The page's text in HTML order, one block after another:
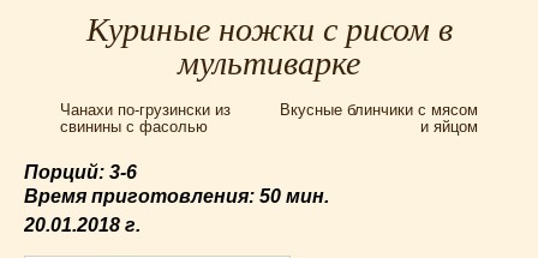
Для мультиварки Филипс
Еврейская кухня
(24)
Запеканки(25)
Итальянская кухня
Картошка(32)
Каши(24)
Куриные ножки с рисом в
мультиварке
Чанахи по-грузински из
свинины с фасолью
Вкусные блинчики с мясом
и яйцом
Порций: 3-6
Время приготовления: 50 мин.
20.01.2018 г.